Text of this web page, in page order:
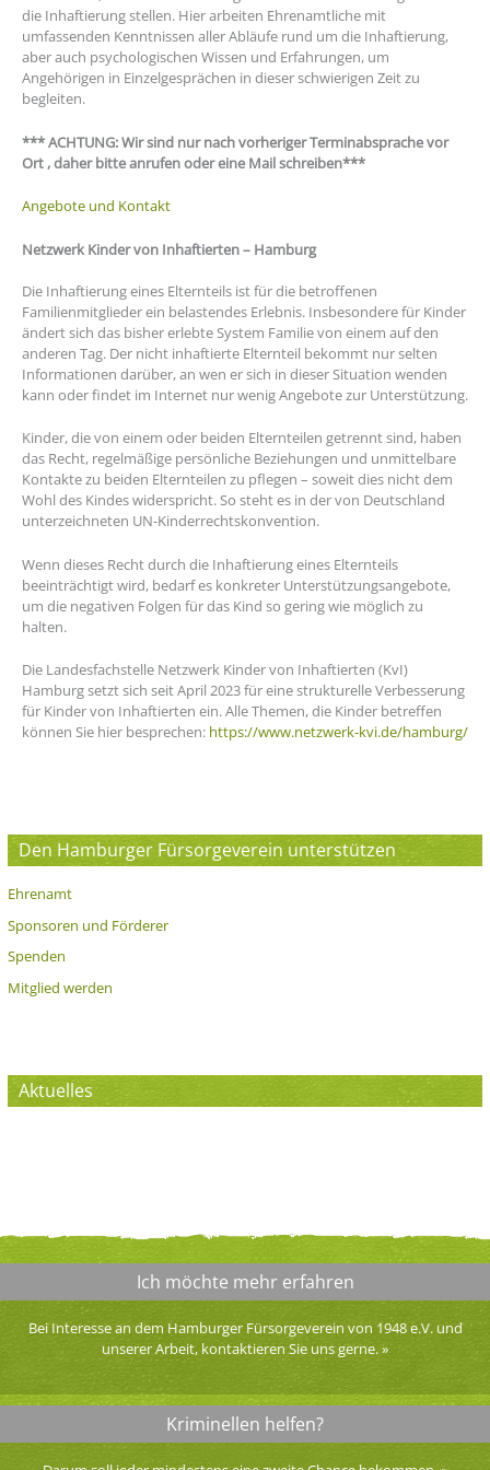
die Inhaftierung stellen. Hier arbeiten Ehrenamtliche mit
umfassenden Kenntnissen aller Abläufe rund um die Inhaftierung,
aber auch psychologischen Wissen und Erfahrungen, um
Angehörigen in Einzelgesprächen in dieser schwierigen Zeit zu
begleiten.
*** ACHTUNG: Wir sind nur nach vorheriger Terminabsprache vor
Ort , daher bitte anrufen oder eine Mail schreiben***
Angebote und Kontakt
Netzwerk Kinder von Inhaftierten – Hamburg
Die Inhaftierung eines Elternteils ist für die betroffenen
Familienmitglieder ein belastendes Erlebnis. Insbesondere für Kinder
ändert sich das bisher erlebte System Familie von einem auf den
anderen Tag. Der nicht inhaftierte Elternteil bekommt nur selten
Informationen darüber, an wen er sich in dieser Situation wenden
kann oder findet im Internet nur wenig Angebote zur Unterstützung.
Kinder, die von einem oder beiden Elternteilen getrennt sind, haben
das Recht, regelmäßige persönliche Beziehungen und unmittelbare
Kontakte zu beiden Elternteilen zu pflegen – soweit dies nicht dem
Wohl des Kindes widerspricht. So steht es in der von Deutschland
unterzeichneten UN-Kinderrechtskonvention.
Wenn dieses Recht durch die Inhaftierung eines Elternteils
beeinträchtigt wird, bedarf es konkreter Unterstützungsangebote,
um die negativen Folgen für das Kind so gering wie möglich zu
halten.
Die Landesfachstelle Netzwerk Kinder von Inhaftierten (KvI)
Hamburg setzt sich seit April 2023 für eine strukturelle Verbesserung
für Kinder von Inhaftierten ein. Alle Themen, die Kinder betreffen
können Sie hier besprechen: https://www.netzwerk-kvi.de/hamburg/
Den Hamburger Fürsorgeverein unterstützen
Ehrenamt
Sponsoren und Förderer
Spenden
Mitglied werden
Aktuelles
Ich möchte mehr erfahren
Bei Interesse an dem Hamburger Fürsorgeverein von 1948 e.V. und
unserer Arbeit, kontaktieren Sie uns gerne.»
Kriminellen helfen?